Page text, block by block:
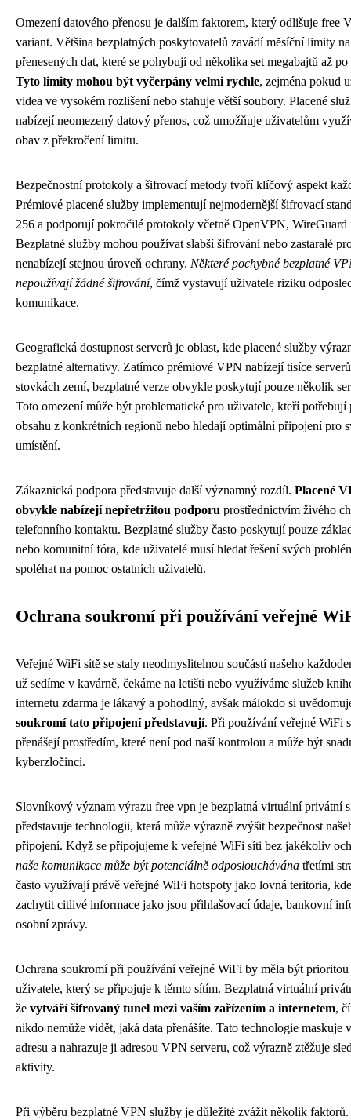
Omezení datového přenosu je dalším faktorem, který odlišuje free
variant. Většina bezplatných poskytovatelů zavádí měsíční limity
přenesených dat, které se pohybují od několika set megabajtů až
Tyto limity mohou být vyčerpány velmi rychle, zejména pokud
videa ve vysokém rozlišení nebo stahuje větší soubory. Placené
nabízejí neomezený datový přenos, což umožňuje uživatelům
obav z překročení limitu.
Bezpečnostní protokoly a šifrovací metody tvoří klíčový aspekt
Prémiové placené služby implementují nejmodernější šifrovací
256 a podporují pokročilé protokoly včetně OpenVPN,
Bezplatné služby mohou používat slabší šifrování nebo zastaralé
nenabízejí stejnou úroveň ochrany. Některé pochybné bezplatné
nepoužívají žádné šifrování, čímž vystavují uživatele riziku
komunikace.
Geografická dostupnost serverů je oblast, kde placené služby
bezplatné alternativy. Zatímco prémiové VPN nabízejí tisíce
stovkách zemí, bezplatné verze obvykle poskytují pouze několik
Toto omezení může být problematické pro uživatele, kteří potřebují
obsahu z konkrétních regionů nebo hledají optimální připojení pro
umístění.
Zákaznická podpora představuje další významný rozdíl. Placené
obvykle nabízejí nepřetržitou podporu prostřednictvím živého
telefonního kontaktu. Bezplatné služby často poskytují pouze
nebo komunitní fóra, kde uživatelé musí hledat řešení svých
spoléhat na pomoc ostatních uživatelů.
Ochrana soukromí při používání veřejné
Veřejné WiFi sítě se staly neodmyslitelnou součástí našeho
už sedíme v kavárně, čekáme na letišti nebo využíváme služeb
internetu zdarma je lákavý a pohodlný, avšak málokdo si
soukromí tato připojení představují. Při používání veřejné WiFi
přenášejí prostředím, které není pod naší kontrolou a může být
kyberzločinci.
Slovníkový význam výrazu free vpn je bezplatná virtuální privátní
představuje technologii, která může výrazně zvýšit bezpečnost
připojení. Když se připojujeme k veřejné WiFi síti bez jakékoliv
naše komunikace může být potenciálně odposlouchávána třetími
často využívají právě veřejné WiFi hotspoty jako lovná teritoria,
zachytit citlivé informace jako jsou přihlašovací údaje, bankovní
osobní zprávy.
Ochrana soukromí při používání veřejné WiFi by měla být prioritou
uživatele, který se připojuje k těmto sítím. Bezplatná virtuální
že vytváří šifrovaný tunel mezi vaším zařízením a internetem,
nikdo nemůže vidět, jaká data přenášíte. Tato technologie maskuje
adresu a nahrazuje ji adresou VPN serveru, což výrazně ztěžuje
aktivity.
Při výběru bezplatné VPN služby je důležité zvážit několik